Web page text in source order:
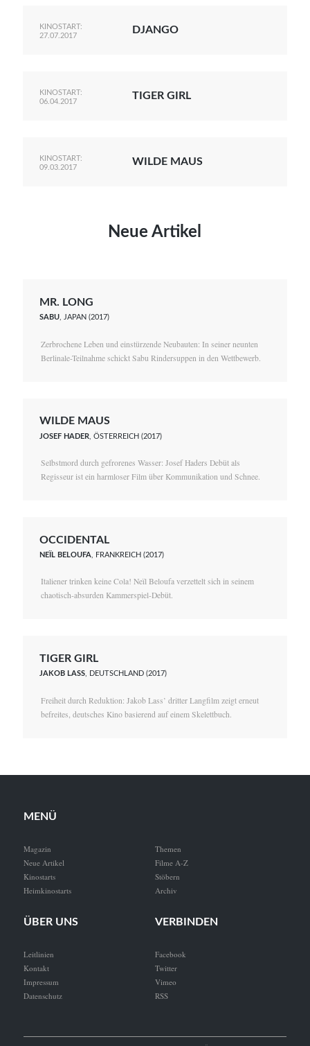
KINOSTART:
27.07.2017
DJANGO
KINOSTART:
06.04.2017
TIGER GIRL
KINOSTART:
09.03.2017
WILDE MAUS
Neue Artikel
MR. LONG
SABU, JAPAN (2017)
Zerbrochene Leben und einstürzende Neubauten: In seiner neunten
Berlinale-Teilnahme schickt Sabu Rindersuppen in den Wettbewerb.
WILDE MAUS
JOSEF HADER , ÖSTERREICH (2017)
Selbstmord durch gefrorenes Wasser: Josef Haders Debüt als
Regisseur ist ein harmloser Film über Kommunikation und Schnee.
OCCIDENTAL
NEÏL BELOUFA , FRANKREICH (2017)
Italiener trinken keine Cola! Neïl Beloufa verzettelt sich in seinem
chaotisch-absurden Kammerspiel-Debüt.
TIGER GIRL
JAKOB LASS, DEUTSCHLAND (2017)
Freiheit durch Reduktion: Jakob Lass’ dritter Langfilm zeigt erneut
befreites, deutsches Kino basierend auf einem Skelettbuch.
MENÜ
Magazin
Neue Artikel
Kinostarts
Heimkinostarts
Themen
Filme A-Z
Stöbern
Archiv
ÜBER UNS
Leitlinien
Kontakt
Impressum
Datenschutz
VERBINDEN
Facebook
Twitter
Vimeo
RSS